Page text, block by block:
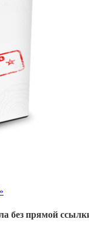
без прямой